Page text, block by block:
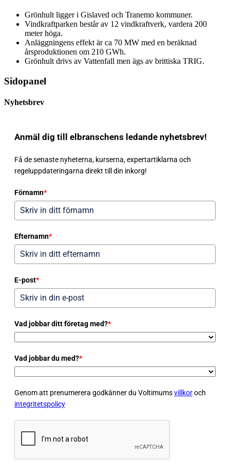
Grönhult ligger i Gislaved och Tranemo kommuner.
Vindkraftparken består av 12 vindkraftverk, vardera 200
meter höga.
Anläggningens effekt är ca 70 MW med en beräknad
årsproduktionen om 210 GWh.
Grönhult drivs av Vattenfall men ägs av brittiska TRIG.
Sidopanel
Nyhetsbrev
Anmäl dig till elbranschens ledande nyhetsbrev!
Få de senaste nyheterna, kurserna, expertartiklarna och
regeluppdateringarna direkt till din inkorg!
Förnamn*
Efternamn*
E-post*
Vad jobbar ditt företag med?*
Vad jobbar du med?*
Genom att prenumerera godkänner du Voltimumsvillkoroch
integritetspolicy